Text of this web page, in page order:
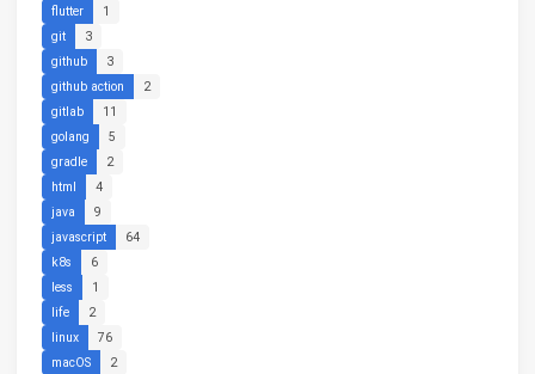
flutter
1
git
3
github
3
github action
2
gitlab
11
golang
5
gradle
2
html
4
java
9
javascript
64
k8s
6
less
1
life
2
linux
76
macOS
2